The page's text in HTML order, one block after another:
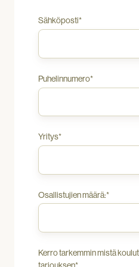
henkilöstön
Sähköposti*
Puhelinnumero*
Yritys*
Osallistujien määrä:*
Kerro tarkemmin mistä